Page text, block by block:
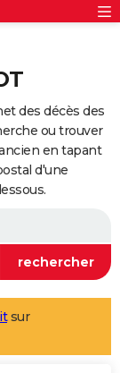
des décès des
ou trouver
en tapant
d'une
sur